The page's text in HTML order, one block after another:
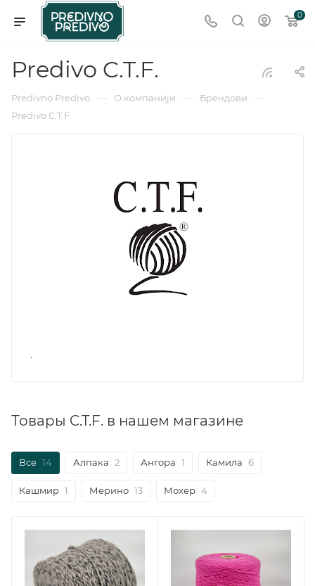
0
Predivo C.T.F.
Predivno Predivo — О компанији — Брендови —
Predivo C.T.F.
.
Товары C.T.F. в нашем магазине
Все 14 Алпака 2 Ангора 1 Камила 6
Кашмир 1 Мерино 13 Мохер 4